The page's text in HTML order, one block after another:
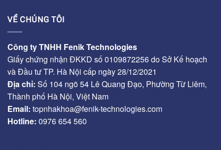
VỀ CHÚNG TÔI
Công ty TNHH Fenik Technologies
Giấy chứng nhận ĐKKD số 0109872256 do Sở Kế hoạch
và Đầu tư TP. Hà Nội cấp ngày 28/12/2021
Địa chỉ: Số 104 ngõ 54 Lê Quang Đạo, Phường Từ Liêm,
Thành phố Hà Nội, Việt Nam
Email: topnhakhoa@fenik-technologies.com
Hotline: 0976 654 560